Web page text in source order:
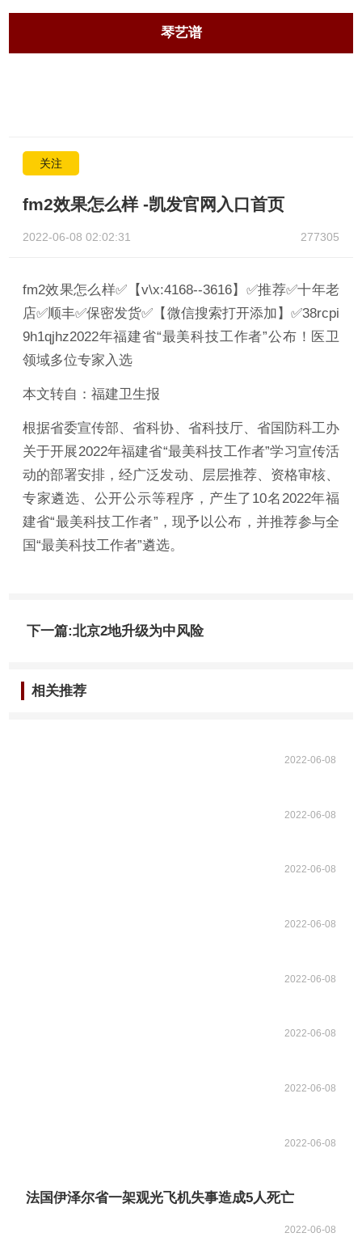
琴艺谱
关注
fm2效果怎么样 -凯发官网入口首页
2022-06-08 02:02:31 277305
fm2效果怎么样✅【v\x:4168--3616】✅推荐✅十年老
店✅顺丰✅保密发货✅【微信搜索打开添加】✅38rcpi
9h1qjhz2022年福建省“最美科技工作者”公布！医卫
领域多位专家入选
本文转自：福建卫生报
根据省委宣传部、省科协、省科技厅、省国防科工办
关于开展2022年福建省“最美科技工作者”学习宣传活
动的部署安排，经广泛发动、层层推荐、资格审核、
专家遴选、公开公示等程序，产生了10名2022年福
建省“最美科技工作者”，现予以公布，并推荐参与全
国“最美科技工作者”遴选。
下一篇:北京2地升级为中风险
相关推荐
2022-06-08
2022-06-08
2022-06-08
2022-06-08
2022-06-08
2022-06-08
2022-06-08
2022-06-08
法国伊泽尔省一架观光飞机失事造成5人死亡
2022-06-08